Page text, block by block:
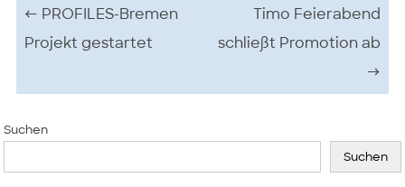
Beitrags-Navigation
← PROFILES-Bremen
Projekt gestartet
Timo Feierabend
schließt Promotion ab
→
Suchen
Suchen